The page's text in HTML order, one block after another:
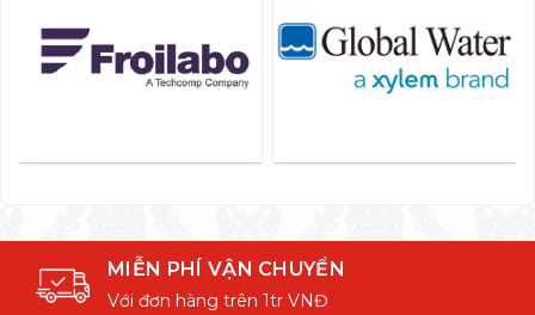
MIỄN PHÍ VẬN CHUYỂN
Với đơn hàng trên 1tr VNĐ